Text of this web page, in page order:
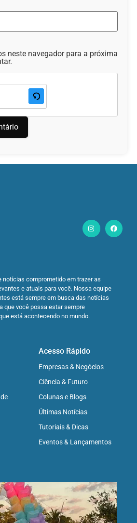
neste navegador para a próxima
notícias comprometido em trazer as
e atuais para você. Nossa equipe
está sempre em busca das notícias
que você possa estar sempre
está acontecendo no mundo.
Acesso Rápido
Empresas & Negócios
Ciência & Futuro
Colunas e Blogs
Últimas Notícias
Tutoriais & Dicas
Eventos & Lançamentos